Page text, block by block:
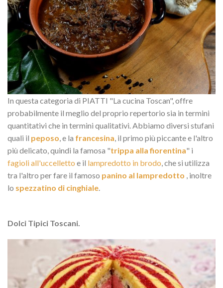
In questa categoria di PIATTI "La cucina Toscan", offre
probabilmente il meglio del proprio repertorio sia in termini
quantitativi che in termini qualitativi. Abbiamo diversi stufani
quali il peposo, e la francesina, il primo più piccante e l'altro
più delicato, quindi la famosa "trippa alla fiorentina" i
fagioli all'uccelletto e il lampredotto in brodo, che si utilizza
tra l'altro per fare il famoso panino al lampredotto , inoltre
lo spezzatino di cinghiale.
Dolci Tipici Toscani.